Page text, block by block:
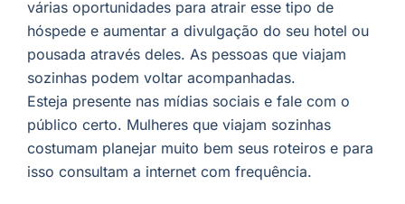
várias oportunidades para atrair esse tipo de
hóspede e aumentar a divulgação do seu hotel ou
pousada através deles. As pessoas que viajam
sozinhas podem voltar acompanhadas.
Esteja presente nas mídias sociais e fale com o
público certo. Mulheres que viajam sozinhas
costumam planejar muito bem seus roteiros e para
isso consultam a internet com frequência.